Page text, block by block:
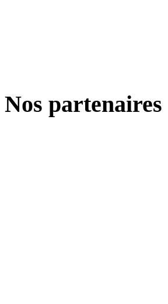
Nos partenaires